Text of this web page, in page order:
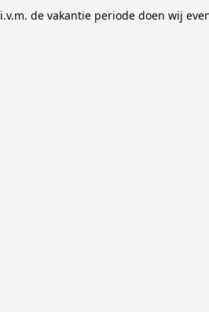
i.v.m. de vakantie periode doen wij